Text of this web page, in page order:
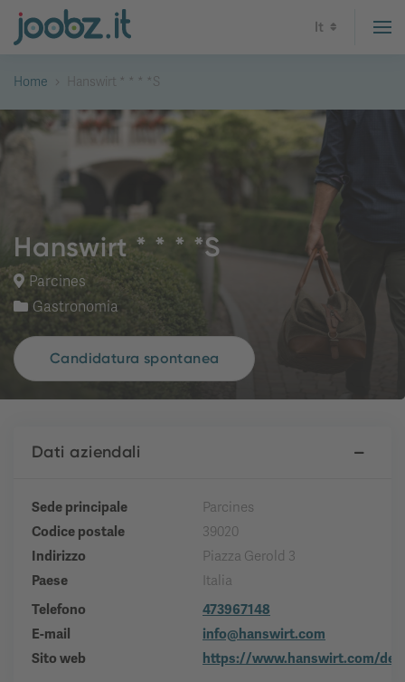
It
Home Hanswirt * * * *S
Hanswirt * * * *S
Parcines
Gastronomia
Candidatura spontanea
Dati aziendali
Sede principale
Parcines
Codice postale
39020
Indirizzo
Piazza Gerold 3
Paese
Italia
Telefono
473967148
E-mail
info@hanswirt.com
Sito web
https://www.hanswirt.com/de/